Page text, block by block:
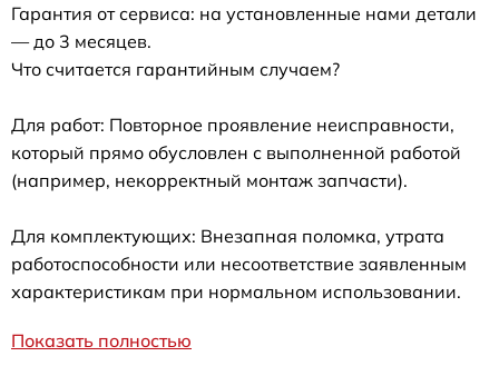
Гарантия от сервиса: на установленные нами детали
— до 3 месяцев.
Что считается гарантийным случаем?
Для работ: Повторное проявление неисправности,
который прямо обусловлен с выполненной работой
(например, некорректный монтаж запчасти).
Для комплектующих: Внезапная поломка, утрата
работоспособности или несоответствие заявленным
характеристикам при нормальном использовании.
Показать полностью